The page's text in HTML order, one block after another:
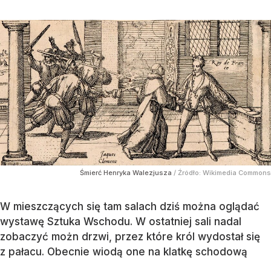
Śmierć Henryka Walezjusza / Źródło: Wikimedia Commons
W mieszczących się tam salach dziś można oglądać
wystawę Sztuka Wschodu. W ostatniej sali nadal
zobaczyć możn drzwi, przez które król wydostał się
z pałacu. Obecnie wiodą one na klatkę schodową